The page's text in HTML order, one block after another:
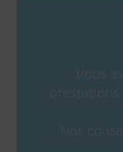
Vous
prestations
Nos